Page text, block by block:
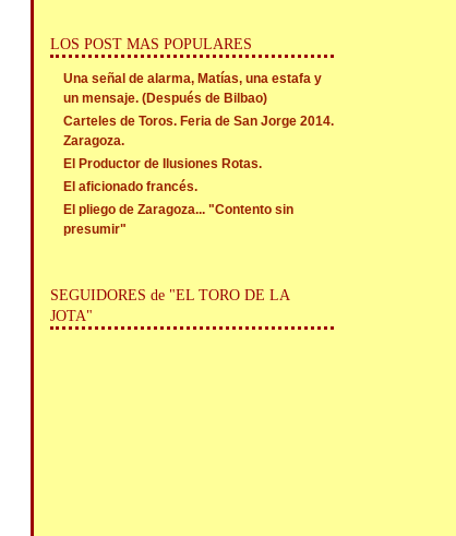
LOS POST MAS POPULARES
Una señal de alarma, Matías, una estafa y
un mensaje. (Después de Bilbao)
Carteles de Toros. Feria de San Jorge 2014.
Zaragoza.
El Productor de Ilusiones Rotas.
El aficionado francés.
El pliego de Zaragoza... "Contento sin
presumir"
SEGUIDORES de "EL TORO DE LA
JOTA"